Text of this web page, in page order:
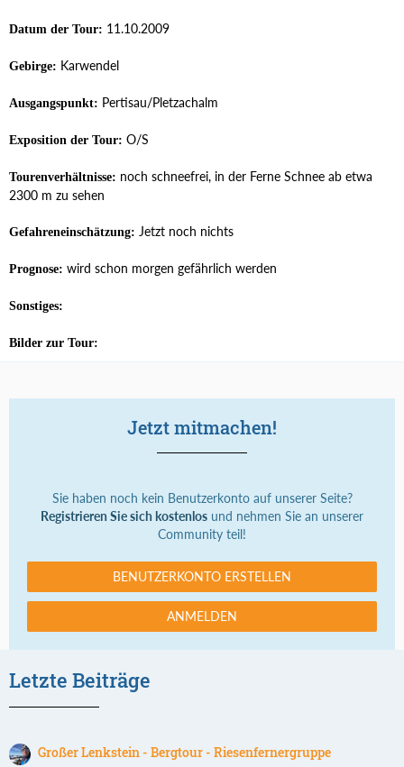
Datum der Tour: 11.10.2009
Gebirge: Karwendel
Ausgangspunkt: Pertisau/Pletzachalm
Exposition der Tour: O/S
Tourenverhältnisse: noch schneefrei, in der Ferne Schnee ab etwa
2300 m zu sehen
Gefahreneinschätzung: Jetzt noch nichts
Prognose: wird schon morgen gefährlich werden
Sonstiges:
Bilder zur Tour:
Jetzt mitmachen!
Sie haben noch kein Benutzerkonto auf unserer Seite?
Registrieren Sie sich kostenlos und nehmen Sie an unserer
Community teil!
BENUTZERKONTO ERSTELLEN
ANMELDEN
Letzte Beiträge
Großer Lenkstein - Bergtour - Riesenfernergruppe